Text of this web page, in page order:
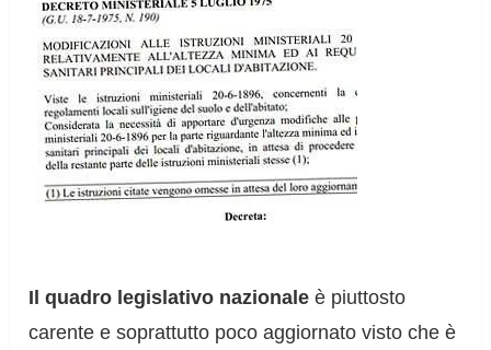
Il quadro legislativo nazionale è piuttosto
carente e soprattutto poco aggiornato visto che è